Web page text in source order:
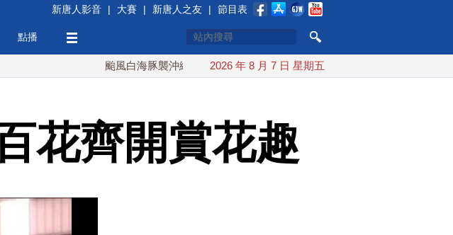
新唐人影音 | 大賽 | 新唐人之友 | 節目表
點播
颱風白海豚襲沖繩 週末最近台灣 10日登陸浙江 川普預透露美伊談判進展 美
2026 年 8 月 7 日 星期五
花齊開賞花趣